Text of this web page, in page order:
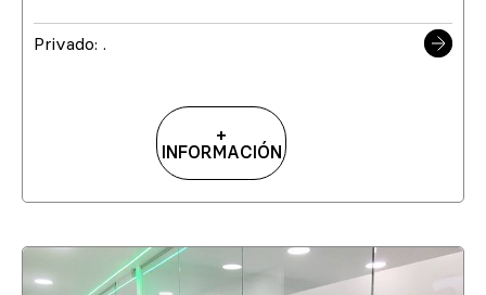
Privado: .
+
INFORMACIÓN